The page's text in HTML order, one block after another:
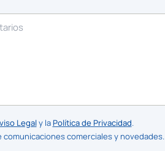
Legaly la Política de Privacidad.
comerciales y novedades.